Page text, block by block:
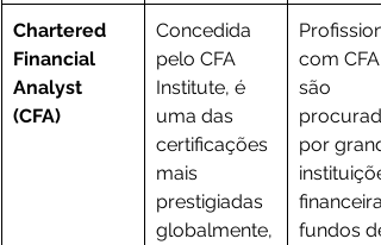
Chartered
Financial
Analyst
(CFA)
Concedida
pelo CFA
Institute, é
uma das
certificações
mais
prestigiadas
globalmente,
com CFA
são
por
fundos de